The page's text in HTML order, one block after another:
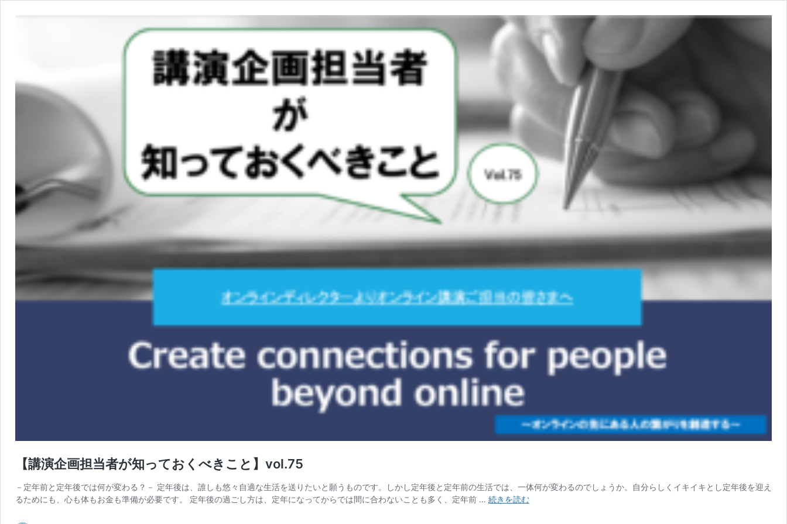
【講演企画担当者が知っておくべきこと】vol.75
－定年前と定年後では何が変わる？－ 定年後は、誰しも悠々自適な生活を送りたいと願うものです。しかし定年後と定年前の生活では、一体何が変わるのでしょうか。自分らしくイキイキとし定年後を迎え
るためにも、心も体もお金も準備が必要です。 定年後の過ごし方は、定年になってからでは間に合わないことも多く、定年前 … 続きを読む【講